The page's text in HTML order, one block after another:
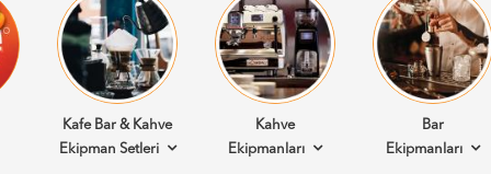
Kafe Bar & Kahve
Ekipman Setleri
Kahve
Ekipmanları
Bar
Ekipmanları